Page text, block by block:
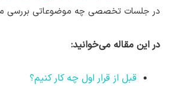
در جلسات تخصصی چه موضوعاتی بررسی
در این مقاله می‌خوانید:
قبل از قرار اول چه کار کنیم؟